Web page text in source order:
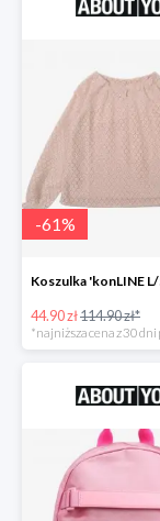
-61%
44.90 zł114.90 zł*